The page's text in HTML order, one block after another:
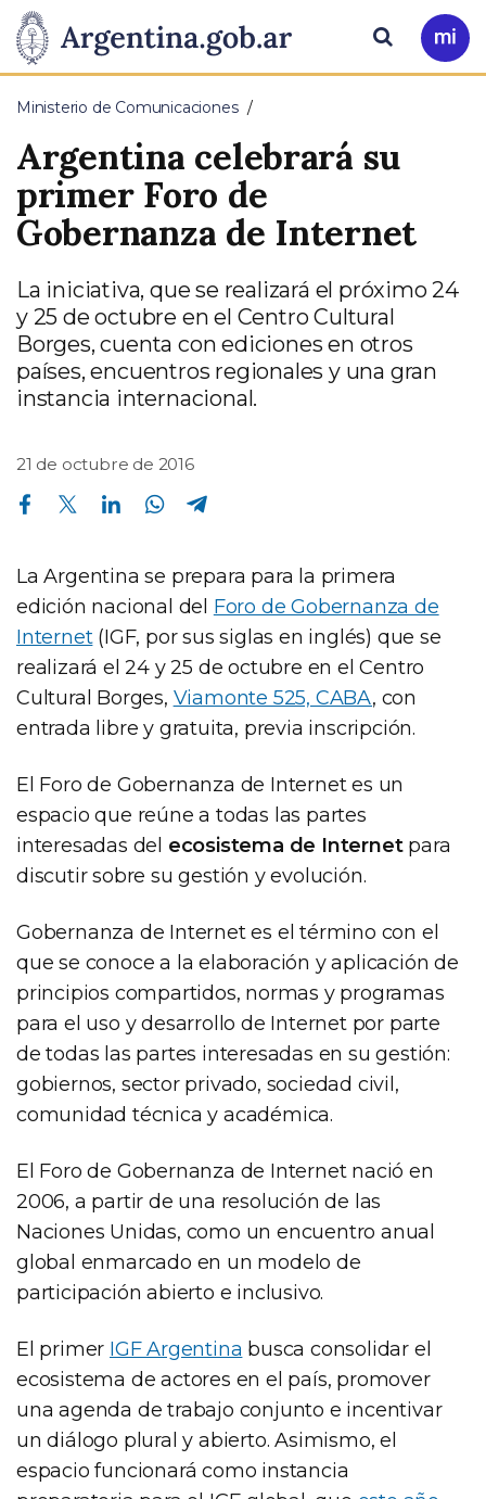
Presidencia
de
Nación
Pasar al contenido principal
Ir
a
Buscar
Ministerio de Comunicaciones
Argentina celebrará su
primer Foro de
Gobernanza de Internet
La iniciativa, que se realizará el próximo 24
y 25 de octubre en el Centro Cultural
Borges, cuenta con ediciones en otros
países, encuentros regionales y una gran
instancia internacional.
21 de octubre de 2016
Compartir en Facebook Compartir en Twitter Compartir en Linkedin Compartir en Whatsapp
La Argentina se prepara para la primera
edición nacional del Foro de Gobernanza de
Internet(IGF, por sus siglas en inglés) que se
realizará el 24 y 25 de octubre en el Centro
Cultural Borges, Viamonte 525, CABA, con
entrada libre y gratuita, previa inscripción.
El Foro de Gobernanza de Internet es un
espacio que reúne a todas las partes
interesadas del ecosistema de Internetpara
discutir sobre su gestión y evolución.
Gobernanza de Internet es el término con el
que se conoce a la elaboración y aplicación de
principios compartidos, normas y programas
para el uso y desarrollo de Internet por parte
de todas las partes interesadas en su gestión:
gobiernos, sector privado, sociedad civil,
comunidad técnica y académica.
El Foro de Gobernanza de Internet nació en
2006, a partir de una resolución de las
Naciones Unidas, como un encuentro anual
global enmarcado en un modelo de
participación abierto e inclusivo.
El primer IGF Argentina busca consolidar el
ecosistema de actores en el país, promover
una agenda de trabajo conjunto e incentivar
un diálogo plural y abierto. Asimismo, el
espacio funcionará como instancia